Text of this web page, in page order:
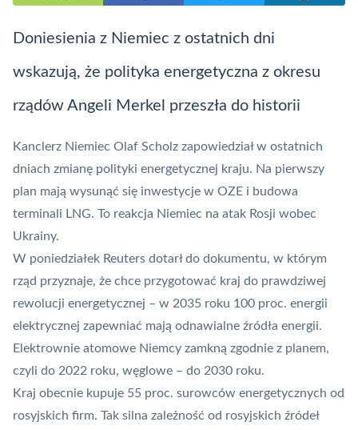
Doniesienia z Niemiec z ostatnich dni
wskazują, że polityka energetyczna z okresu
rządów Angeli Merkel przeszła do historii
Kanclerz Niemiec Olaf Scholz zapowiedział w ostatnich
dniach zmianę polityki energetycznej kraju. Na pierwszy
plan mają wysunąć się inwestycje w OZE i budowa
terminali LNG. To reakcja Niemiec na atak Rosji wobec
Ukrainy.
W poniedziałek Reuters dotarł do dokumentu, w którym
rząd przyznaje, że chce przygotować kraj do prawdziwej
rewolucji energetycznej – w 2035 roku 100 proc. energii
elektrycznej zapewniać mają odnawialne źródła energii.
Elektrownie atomowe Niemcy zamkną zgodnie z planem,
czyli do 2022 roku, węglowe – do 2030 roku.
Kraj obecnie kupuje 55 proc. surowców energetycznych od
rosyjskich firm. Tak silna zależność od rosyjskich źródeł